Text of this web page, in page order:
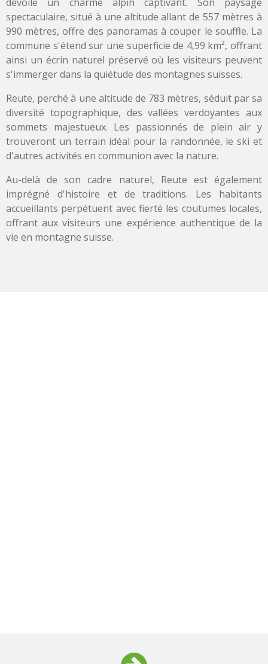
spectaculaire, situé à une altitude allant de 557 mètres à
990 mètres, offre des panoramas à couper le souffle. La
commune s'étend sur une superficie de 4,99 km², offrant
ainsi un écrin naturel préservé où les visiteurs peuvent
s'immerger dans la quiétude des montagnes suisses.
Reute, perché à une altitude de 783 mètres, séduit par sa
diversité topographique, des vallées verdoyantes aux
sommets majestueux. Les passionnés de plein air y
trouveront un terrain idéal pour la randonnée, le ski et
d'autres activités en communion avec la nature.
Au-delà de son cadre naturel, Reute est également
imprégné d'histoire et de traditions. Les habitants
accueillants perpétuent avec fierté les coutumes locales,
offrant aux visiteurs une expérience authentique de la
vie en montagne suisse.